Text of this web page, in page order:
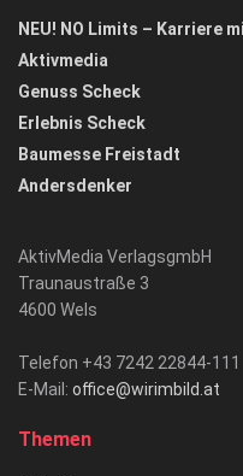
NEU! NO Limits – Karriere
Aktivmedia
Genuss Scheck
Erlebnis Scheck
Baumesse Freistadt
Andersdenker
AktivMedia VerlagsgmbH
Traunaustraße 3
4600 Wels
Telefon +43 7242 22844-111
E-Mail: office@wirimbild.at
Themen